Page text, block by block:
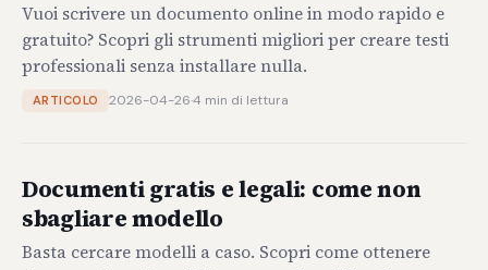
Vuoi scrivere un documento online in modo rapido e
gratuito? Scopri gli strumenti migliori per creare testi
professionali senza installare nulla.
ARTICOLO 2026-04-26·4 min di lettura
Documenti gratis e legali: come non
sbagliare modello
Basta cercare modelli a caso. Scopri come ottenere